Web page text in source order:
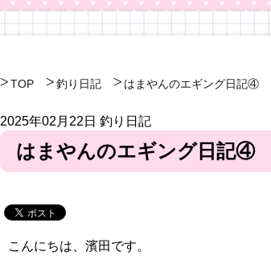
TOP 釣り日記 はまやんのエギング日記④
2025年02月22日 釣り日記
はまやんのエギング日記④
こんにちは、濱田です。